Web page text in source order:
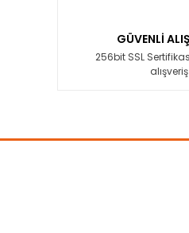
Ürün bilgilerinde
Ürün fiyatı diğer
GÜVENLİ
256bit SSL
alışveriş